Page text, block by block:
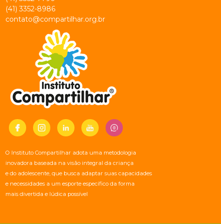
(41) 3352-8986
contato@compartilhar.org.br
O Instituto Compartilhar adota uma metodologia
inovadora baseada na visão integral da criança
e do adolescente, que busca adaptar suas capacidades
e necessidades a um esporte específico da forma
mais divertida e lúdica possível